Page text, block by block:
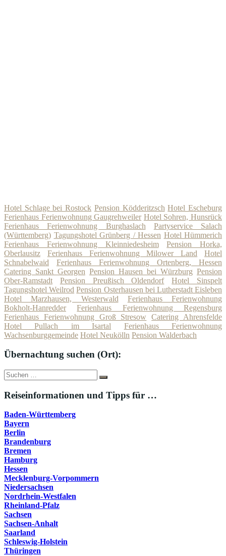
Hotel Schlage bei Rostock Pension Ködderitzsch Hotel Escheburg
Ferienhaus Ferienwohnung Gaugrehweiler Hotel Sohren, Hunsrück
Ferienhaus Ferienwohnung Burghaslach
Partyservice Salach
(Württemberg) Tagungshotel Grünberg / Hessen Hotel Hümmerich
Ferienhaus Ferienwohnung Kleinniedesheim
Pension Horka,
Oberlausitz
Ferienhaus Ferienwohnung Milower Land
Hotel
Schnabelwaid
Ferienhaus Ferienwohnung Ortenberg, Hessen
Catering Sankt Georgen Pension Hausen bei Würzburg Pension
Ober-Ramstadt
Pension Preußisch Oldendorf
Hotel Sinspelt
Tagungshotel Weilrod Pension Osterhausen bei Lutherstadt Eisleben
Hotel Marzhausen, Westerwald
Ferienhaus Ferienwohnung
Bokholt-Hanredder
Ferienhaus Ferienwohnung Regensburg
Ferienhaus Ferienwohnung Groß Stresow
Catering Ahrensfelde
Hotel Pullach im Isartal
Ferienhaus Ferienwohnung
Wachsenburggemeinde Hotel Neukölln Pension Walderbach
Übernachtung suchen (Ort):
Suche
nach:
Suchen
Reiseinformationen und Tipps für …
Baden-Württemberg
Bayern
Berlin
Brandenburg
Bremen
Hamburg
Hessen
Mecklenburg-Vorpommern
Niedersachsen
Nordrhein-Westfalen
Rheinland-Pfalz
Sachsen
Sachsen-Anhalt
Saarland
Schleswig-Holstein
Thüringen